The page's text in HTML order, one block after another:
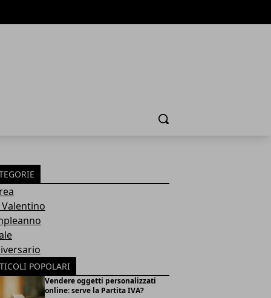
Cerca
Valentino
POPOLARI
Vendere oggetti personalizzati
online: serve la Partita IVA?